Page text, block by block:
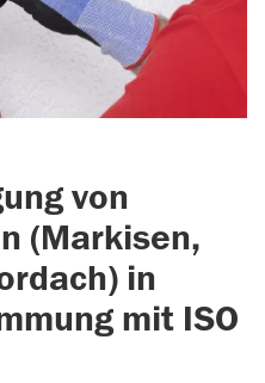
von
(Markisen,
in
mit ISO